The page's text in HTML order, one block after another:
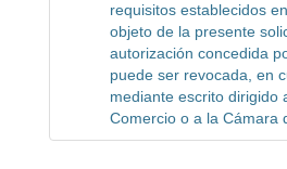
requisitos establecidos
objeto de la presente
autorización concedida
puede ser revocada, en
mediante escrito dirigido
Comercio o a la Cámara